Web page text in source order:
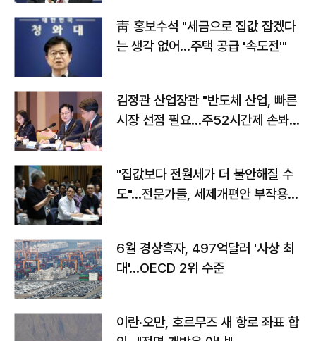
靑 홍보수석 "세금으로 집값 잡겠다
는 생각 없어…주택 공급 '속도전'"
김정관 산업장관 "반도체 산업, 빠른
시장 선점 필요…주52시간제 손봐
"집값보다 전월세가 더 불안해질 수
도"…전문가들, 세제개편안 부작용
6월 경상흑자, 497억달러 '사상 최
대'…OECD 2위 수준
이란·오만, 호르무즈 새 항로 좌표 합